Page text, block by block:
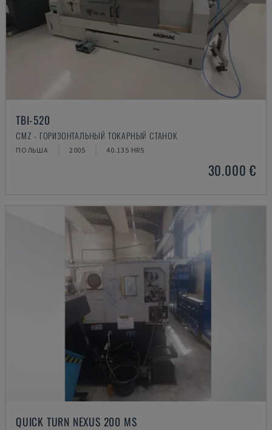
TBI-520
CMZ - ГОРИЗОНТАЛЬНЫЙ ТОКАРНЫЙ СТАНОК
ПОЛЬША 2005 40.135 HRS
30.000 €
QUICK TURN NEXUS 200 MS